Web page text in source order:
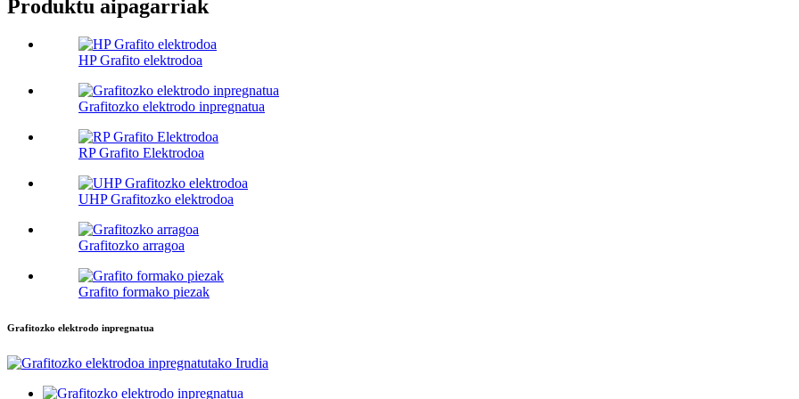
Produktu aipagarriak
HP Grafito elektrodoa
Grafitozko elektrodo inpregnatua
RP Grafito Elektrodoa
UHP Grafitozko elektrodoa
Grafitozko arragoa
Grafito formako piezak
Grafitozko elektrodo inpregnatua